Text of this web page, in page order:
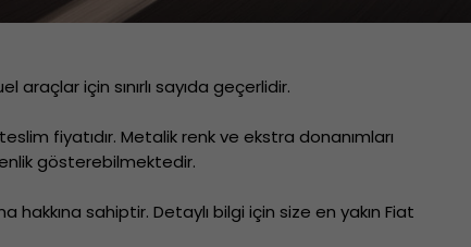
için sınırlı sayıda geçerlidir.
fiyatıdır. Metalik renk ve ekstra donanımları
gösterebilmektedir.
sahiptir. Detaylı bilgi için size en yakın Fiat